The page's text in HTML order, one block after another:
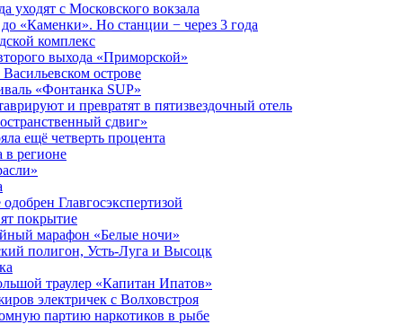
уходят с Московского вокзала
«Каменки». Но станции − через 3 года
комплекс
выхода «Приморской»
острове
«Фонтанка SUP»
и превратят в пятизвездочный отель
сдвиг»
ещё четверть процента
в регионе
Главгосэкспертизой
покрытие
марафон «Белые ночи»
полигон, Усть-Луга и Высоцк
траулер «Капитан Ипатов»
электричек с Волховстроя
партию наркотиков в рыбе